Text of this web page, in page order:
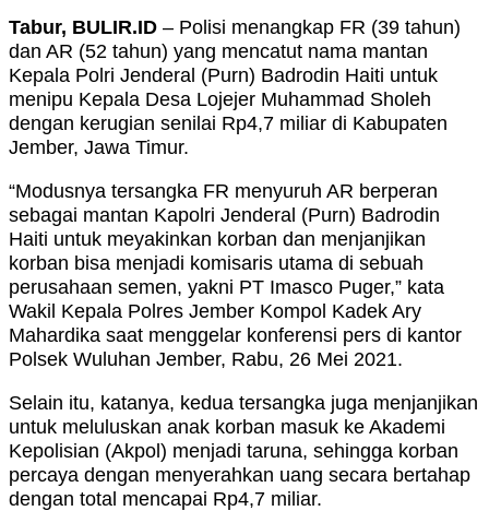
Tabur, BULIR.ID – Polisi menangkap FR (39 tahun)
dan AR (52 tahun) yang mencatut nama mantan
Kepala Polri Jenderal (Purn) Badrodin Haiti untuk
menipu Kepala Desa Lojejer Muhammad Sholeh
dengan kerugian senilai Rp4,7 miliar di Kabupaten
Jember, Jawa Timur.
“Modusnya tersangka FR menyuruh AR berperan
sebagai mantan Kapolri Jenderal (Purn) Badrodin
Haiti untuk meyakinkan korban dan menjanjikan
korban bisa menjadi komisaris utama di sebuah
perusahaan semen, yakni PT Imasco Puger,” kata
Wakil Kepala Polres Jember Kompol Kadek Ary
Mahardika saat menggelar konferensi pers di kantor
Polsek Wuluhan Jember, Rabu, 26 Mei 2021.
Selain itu, katanya, kedua tersangka juga menjanjikan
untuk meluluskan anak korban masuk ke Akademi
Kepolisian (Akpol) menjadi taruna, sehingga korban
percaya dengan menyerahkan uang secara bertahap
dengan total mencapai Rp4,7 miliar.